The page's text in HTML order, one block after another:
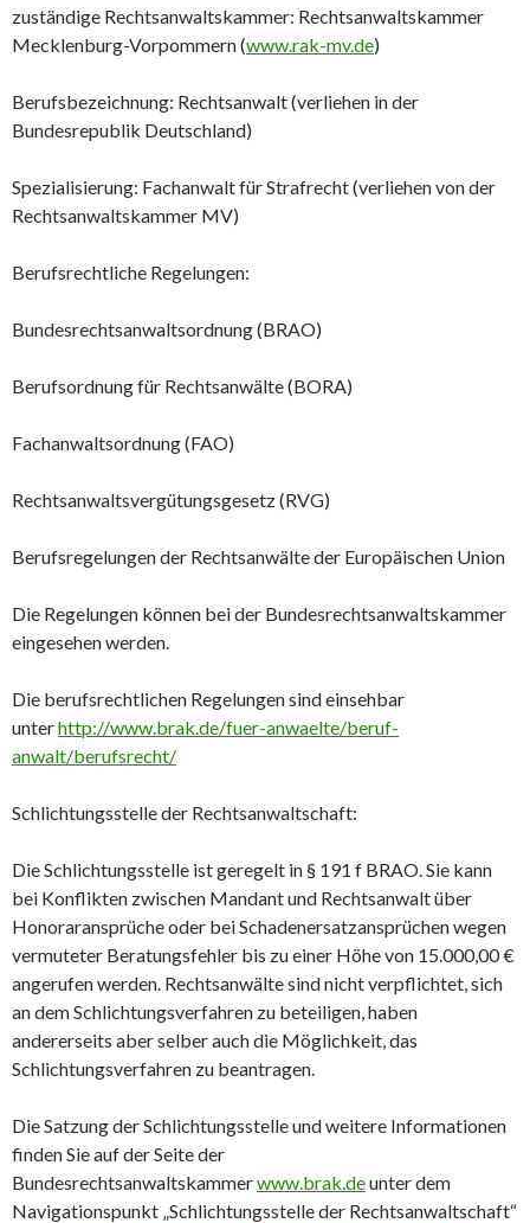
zuständige Rechtsanwaltskammer: Rechtsanwaltskammer
Mecklenburg-Vorpommern (www.rak-mv.de)
Berufsbezeichnung: Rechtsanwalt (verliehen in der
Bundesrepublik Deutschland)
Spezialisierung: Fachanwalt für Strafrecht (verliehen von der
Rechtsanwaltskammer MV)
Berufsrechtliche Regelungen:
Bundesrechtsanwaltsordnung (BRAO)
Berufsordnung für Rechtsanwälte (BORA)
Fachanwaltsordnung (FAO)
Rechtsanwaltsvergütungsgesetz (RVG)
Berufsregelungen der Rechtsanwälte der Europäischen Union
Die Regelungen können bei der Bundesrechtsanwaltskammer
eingesehen werden.
Die berufsrechtlichen Regelungen sind einsehbar
unterhttp://www.brak.de/fuer-anwaelte/beruf-
anwalt/berufsrecht/
Schlichtungsstelle der Rechtsanwaltschaft:
Die Schlichtungsstelle ist geregelt in § 191 f BRAO. Sie kann
bei Konflikten zwischen Mandant und Rechtsanwalt über
Honoraransprüche oder bei Schadenersatzansprüchen wegen
vermuteter Beratungsfehler bis zu einer Höhe von 15.000,00 €
angerufen werden. Rechtsanwälte sind nicht verpflichtet, sich
an dem Schlichtungsverfahren zu beteiligen, haben
andererseits aber selber auch die Möglichkeit, das
Schlichtungsverfahren zu beantragen.
Die Satzung der Schlichtungsstelle und weitere Informationen
finden Sie auf der Seite der
Bundesrechtsanwaltskammerwww.brak.deunter dem
Navigationspunkt „Schlichtungsstelle der Rechtsanwaltschaft“